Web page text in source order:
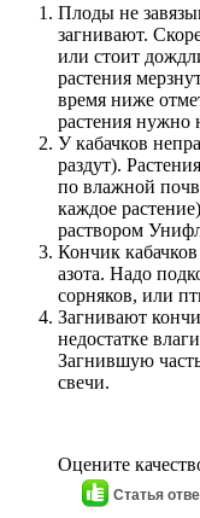
Плоды не
загнивают.
или стоит
растения
время ниже
растения нужно
У кабачков
раздут).
по влажной
каждое
раствором
Кончик
азота. Надо
сорняков, или
Загнивают
недостатке
Загнившую
свечи.
Оцените
Статья